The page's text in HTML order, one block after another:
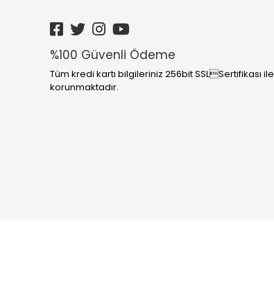
Servis Tepsi
Rende
Saklama Kabı
%100 Güvenli Ödeme
Tüm kredi kartı bilgileriniz 256bit SSLSertifikası ile
korunmaktadır.